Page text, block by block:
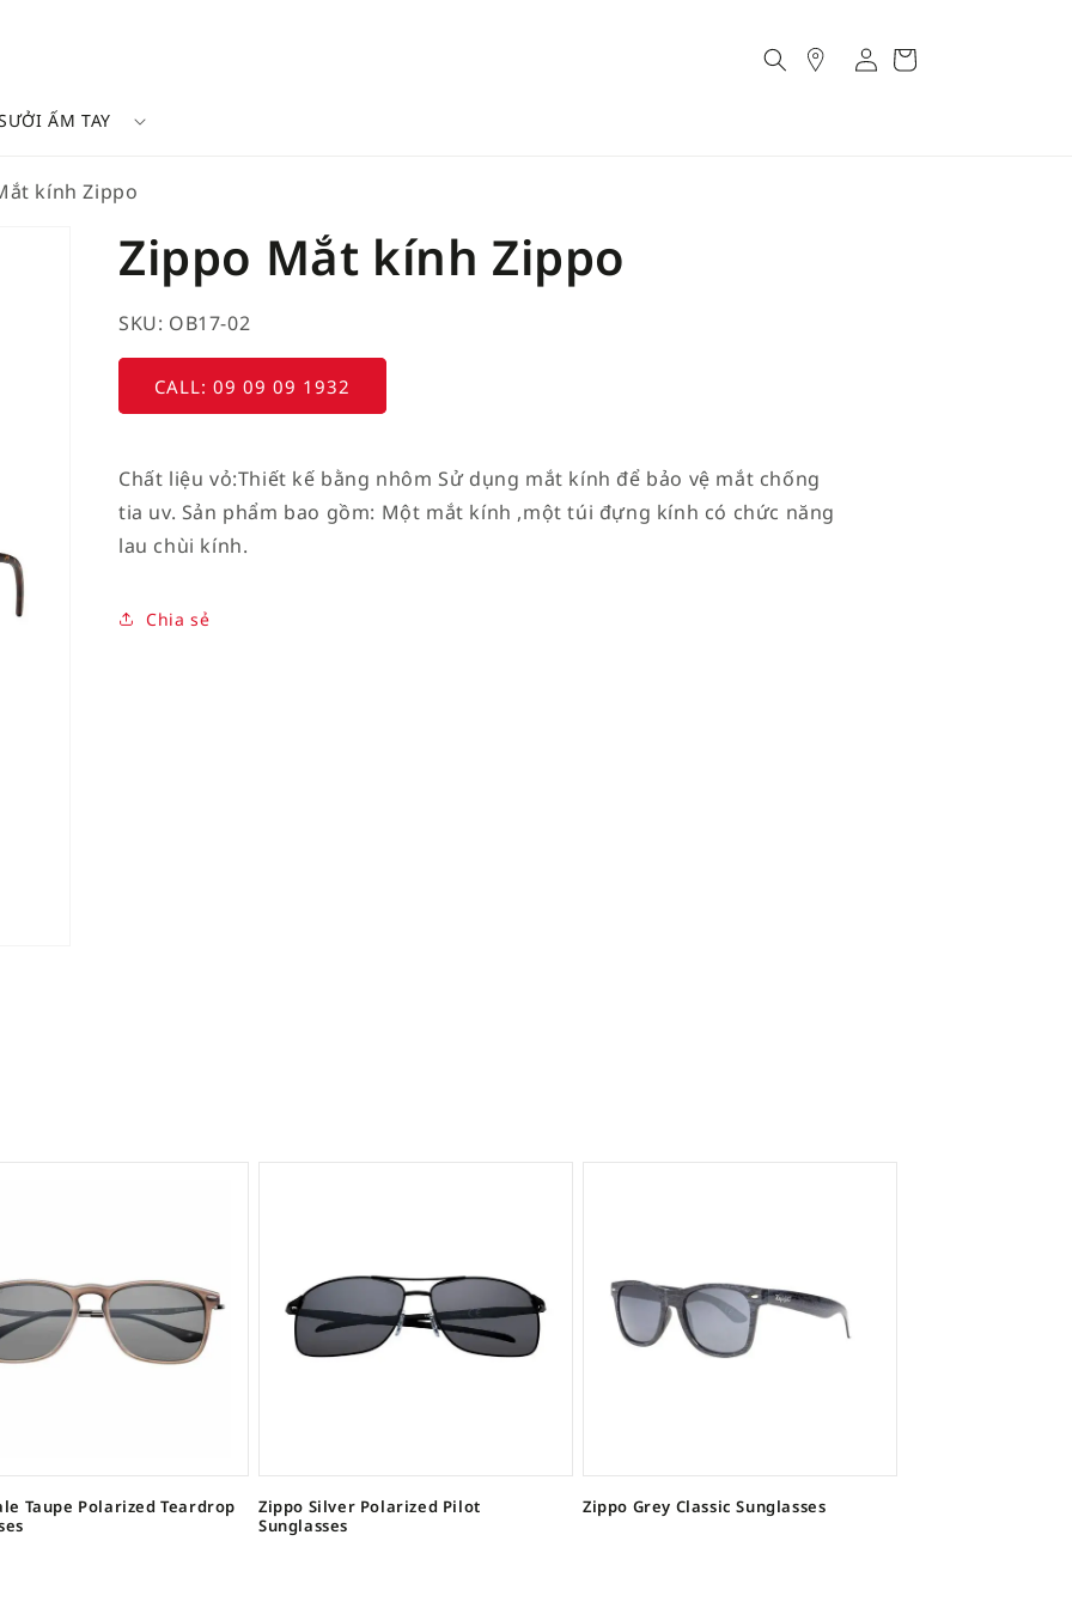
ẤM TAY
AccountCart
kính Zippo
Zippo Mắt kính Zippo
SKU: OB17-02
CALL: 09 09 09 1932
Chất liệu vỏ:Thiết kế bằng nhôm Sử dụng mắt kính để bảo vệ mắt chống
tia uv. Sản phẩm bao gồm: Một mắt kính ,một túi đựng kính có chức năng
lau chùi kính.
Chia sẻ
Taupe Polarized Teardrop
Zippo Silver Polarized Pilot
Sunglasses
Zippo Grey Classic Sunglasses